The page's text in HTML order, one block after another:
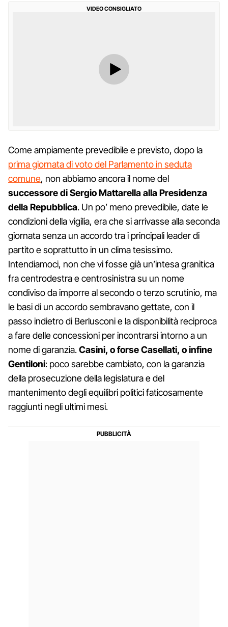
VIDEO CONSIGLIATO
Come ampiamente prevedibile e previsto, dopo la
prima giornata di voto del Parlamento in seduta
comune, non abbiamo ancora il nome del
successore di Sergio Mattarella alla Presidenza
della Repubblica. Un po’ meno prevedibile, date le
condizioni della vigilia, era che si arrivasse alla seconda
giornata senza un accordo tra i principali leader di
partito e soprattutto in un clima tesissimo.
Intendiamoci, non che vi fosse già un’intesa granitica
fra centrodestra e centrosinistra su un nome
condiviso da imporre al secondo o terzo scrutinio, ma
le basi di un accordo sembravano gettate, con il
passo indietro di Berlusconi e la disponibilità reciproca
a fare delle concessioni per incontrarsi intorno a un
nome di garanzia.Casini, o forse Casellati, o infine
Gentiloni: poco sarebbe cambiato, con la garanzia
della prosecuzione della legislatura e del
mantenimento degli equilibri politici faticosamente
raggiunti negli ultimi mesi.